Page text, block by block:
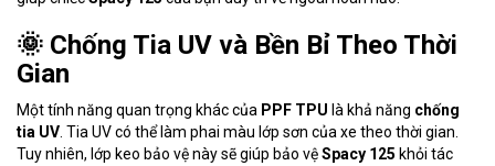
🌞 Chống Tia UV và Bền Bỉ Theo Thời
Gian
Một tính năng quan trọng khác của PPF TPU là khả năng chống
tia UV. Tia UV có thể làm phai màu lớp sơn của xe theo thời gian.
Tuy nhiên, lớp keo bảo vệ này sẽ giúp bảo vệSpacy 125 khỏi tác